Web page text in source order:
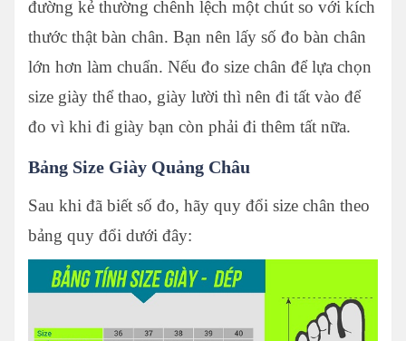
đường kẻ thường chênh lệch một chút so với kích
thước thật bàn chân. Bạn nên lấy số đo bàn chân
lớn hơn làm chuẩn. Nếu đo size chân để lựa chọn
size giày thể thao, giày lười thì nên đi tất vào để
đo vì khi đi giày bạn còn phải đi thêm tất nữa.
Bảng Size Giày Quảng Châu
Sau khi đã biết số đo, hãy quy đổi size chân theo
bảng quy đổi dưới đây: